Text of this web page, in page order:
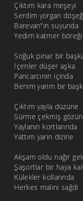
Çıktım kara meşeyi
Serdim yorgan
Barevan"ın suyunda
Yedim katmer böreği
Soğuk pınar bir
İçenler düşer aşka
Pancarcınin içinda
Benim yarim bir
Çıktım yayla düzüne
Sürme çekmiş
Yaylanın kortlarında
Yattım yarin dizine
Akşam oldu nağır
Şaşortlar bir haya
Külekler kollarında
Herkes malıni sağdi